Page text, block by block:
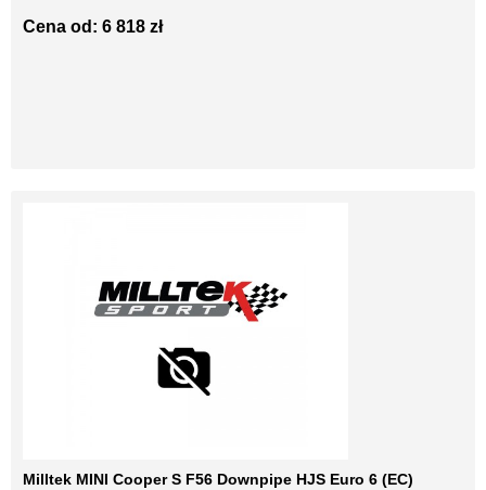
Cena od: 6 818 zł
Milltek MINI Cooper S F56 Downpipe HJS Euro 6 (EC)